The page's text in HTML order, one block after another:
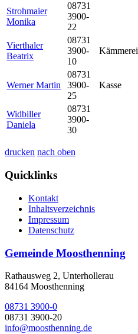
Strohmaier
Monika
08731
3900-
22
Vierthaler
Beatrix
08731
3900-
10
Kämmerei
Werner Martin
08731
3900-
25
Kasse
Widbiller
Daniela
08731
3900-
30
drucken nach oben
Quicklinks
Kontakt
Inhaltsverzeichnis
Impressum
Datenschutz
Gemeinde Moosthenning
Rathausweg 2, Unterhollerau
84164 Moosthenning
08731 3900-0
08731 3900-20
info@moosthenning.de